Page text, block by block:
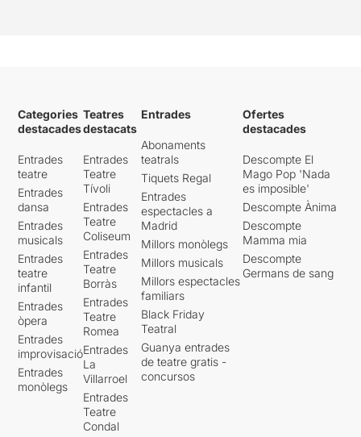
Categories
destacades
Entrades
teatre
Entrades
dansa
Entrades
musicals
Entrades
teatre
infantil
Entrades
òpera
Entrades
improvisació
Entrades
monòlegs
Teatres
destacats
Entrades
Teatre
Tívoli
Entrades
Teatre
Coliseum
Entrades
Teatre
Borràs
Entrades
Teatre
Romea
Entrades
La
Villarroel
Entrades
Teatre
Condal
Entrades
Abonaments
teatrals
Tiquets Regal
Entrades
espectacles a
Madrid
Millors monòlegs
Millors musicals
Millors espectacles
familiars
Black Friday
Teatral
Guanya entrades
de teatre gratis -
concursos
Ofertes
destacades
Descompte El
Mago Pop 'Nada
es imposible'
Descompte Ànima
Descompte
Mamma mia
Descompte
Germans de sang